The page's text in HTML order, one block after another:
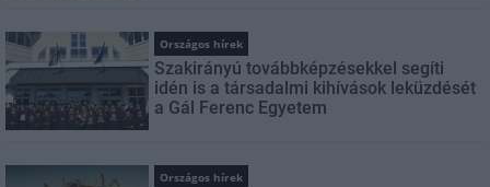
Országos hírek
Szakirányú továbbképzésekkel segíti
idén is a társadalmi kihívások leküzdését
a Gál Ferenc Egyetem
Országos hírek